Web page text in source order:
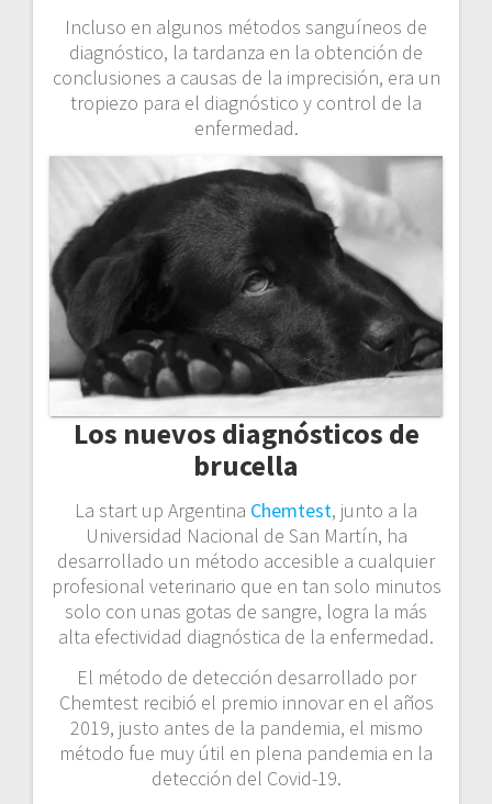
Incluso en algunos métodos sanguíneos de
diagnóstico, la tardanza en la obtención de
conclusiones a causas de la imprecisión, era un
tropiezo para el diagnóstico y control de la
enfermedad.
Los nuevos diagnósticos de
brucella
La start up Argentina Chemtest, junto a la
Universidad Nacional de San Martín, ha
desarrollado un método accesible a cualquier
profesional veterinario que en tan solo minutos
solo con unas gotas de sangre, logra la más
alta efectividad diagnóstica de la enfermedad.
El método de detección desarrollado por
Chemtest recibió el premio innovar en el años
2019, justo antes de la pandemia, el mismo
método fue muy útil en plena pandemia en la
detección del Covid-19.